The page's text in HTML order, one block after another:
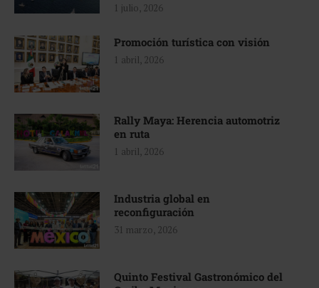
1 julio, 2026
Promoción turística con visión
1 abril, 2026
Rally Maya: Herencia automotriz
en ruta
1 abril, 2026
Industria global en
reconfiguración
31 marzo, 2026
Quinto Festival Gastronómico del